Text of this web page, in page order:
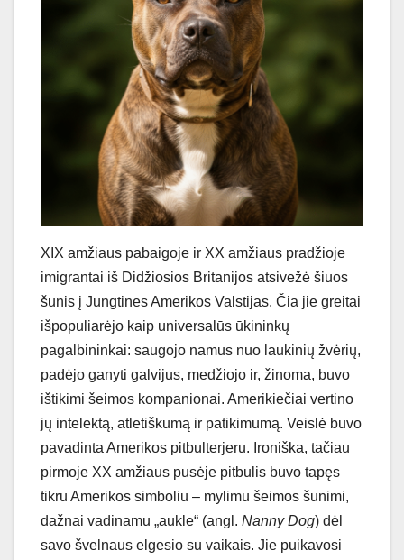
XIX amžiaus pabaigoje ir XX amžiaus pradžioje
imigrantai iš Didžiosios Britanijos atsivežė šiuos
šunis į Jungtines Amerikos Valstijas. Čia jie greitai
išpopuliarėjo kaip universalūs ūkininkų
pagalbininkai: saugojo namus nuo laukinių žvėrių,
padėjo ganyti galvijus, medžiojo ir, žinoma, buvo
ištikimi šeimos kompanionai. Amerikiečiai vertino
jų intelektą, atletiškumą ir patikimumą. Veislė buvo
pavadinta Amerikos pitbulterjeru. Ironiška, tačiau
pirmoje XX amžiaus pusėje pitbulis buvo tapęs
tikru Amerikos simboliu – mylimu šeimos šunimi,
dažnai vadinamu „aukle“ (angl. Nanny Dog) dėl
savo švelnaus elgesio su vaikais. Jie puikavosi